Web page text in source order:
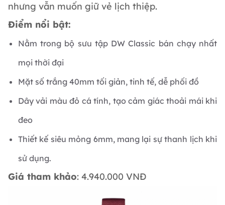
nhưng vẫn muốn giữ vẻ lịch thiệp.
Điểm nổi bật:
Nằm trong bộ sưu tập DW Classic bán chạy nhất
mọi thời đại
Mặt số trắng 40mm tối giản, tinh tế, dễ phối đồ
Dây vải màu đỏ cá tính, tạo cảm giác thoải mái khi
đeo
Thiết kế siêu mỏng 6mm, mang lại sự thanh lịch khi
sử dụng.
Giá tham khảo: 4.940.000 VNĐ